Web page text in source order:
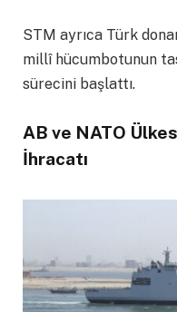
STM ayrıca Türk
millî hücumbotunun
sürecini başlattı.
AB ve NATO
İhracatı